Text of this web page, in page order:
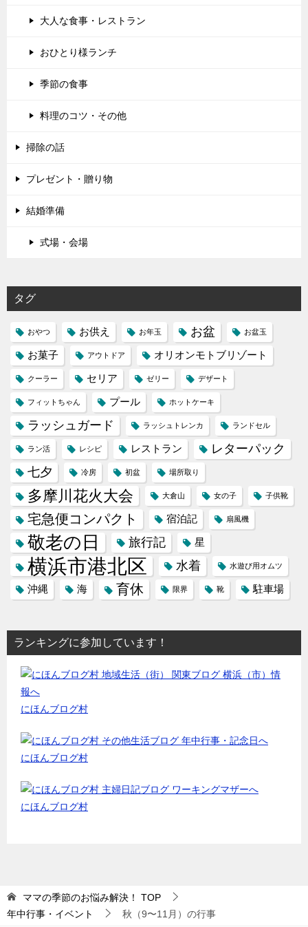
大人な食事・レストラン
おひとり様ランチ
季節の食事
料理のコツ・その他
掃除の話
プレゼント・贈り物
結婚準備
式場・会場
タグ
おやつ お供え お年玉 お盆 お盆玉
お菓子 アウトドア オリオンモトブリゾート
クーラー セリア ゼリー デザート
フィットちゃん プール ホットケーキ
ラッシュガード ラッシュトレンカ ランドセル
ラン活 レシピ レストラン
レターパック
七夕
冷房 初盆 場所取り
多摩川花火大会 大倉山 女の子 子供靴
宅急便コンパクト 宿泊記 扇風機
敬老の日 旅行記 星
横浜市港北区 水着 水遊び用オムツ
沖縄 海 育休 限界 靴 駐車場
ランキングに参加しています！
にほんブログ村
にほんブログ村
にほんブログ村
ママの季節のお悩み解決！
TOP
年中行事・イベント
秋（9〜11月）の行事